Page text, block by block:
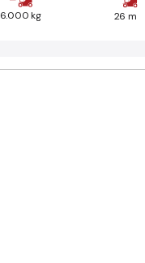
6.000 kg 26 m